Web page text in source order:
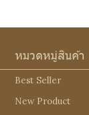
หมวดหมู่สินค้า
Best Seller
New Product